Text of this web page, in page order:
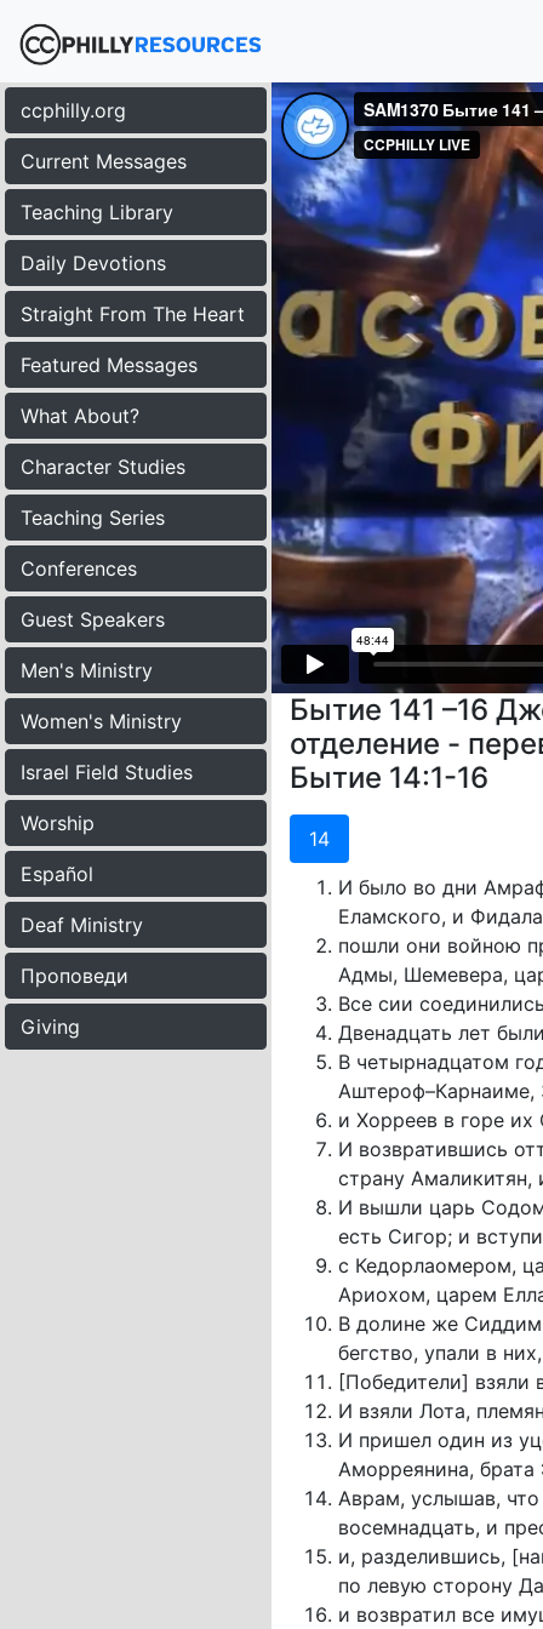
ccphilly.org
Current Messages
Teaching Library
Daily Devotions
Straight From The Heart
Featured Messages
What About?
Character Studies
Teaching Series
Conferences
Guest Speakers
Men's Ministry
Women's Ministry
Israel Field Studies
Worship
Español
Deaf Ministry
Проповеди
Giving
Бытие 141 –16
отделение -
Бытие 14:1-16
14
И было во дни
Еламского, и
пошли они войною
Адмы, Шемевера,
Все сии
Двенадцать лет
В четырнадцатом
и Хорреев в горе
И возвратившись
страну
И вышли царь
есть Сигор; и
с Кедорлаомером,
Ариохом, царем
В долине же
бегство, упали в
[Победители]
И взяли Лота,
И пришел один из
Аморреянина,
Аврам, услышав,
восемнадцать, и
и, разделившись,
по левую сторону
и возвратил все